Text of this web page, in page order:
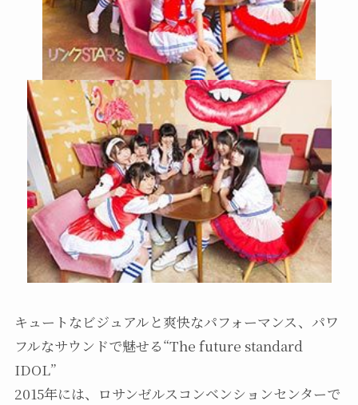
キュートなビジュアルと爽快なパフォーマンス、パワ
フルなサウンドで魅せる“The future standard
IDOL”
2015年には、ロサンゼルスコンベンションセンターで